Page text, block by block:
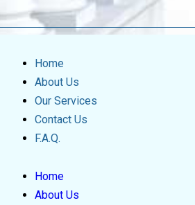
Home
About Us
Our Services
Contact Us
F.A.Q.
Home
About Us